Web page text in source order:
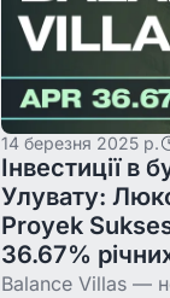
14 березня 2025 р.
Інвестиції в
Улувату:
Proyek
36.67%
Balance Villas —